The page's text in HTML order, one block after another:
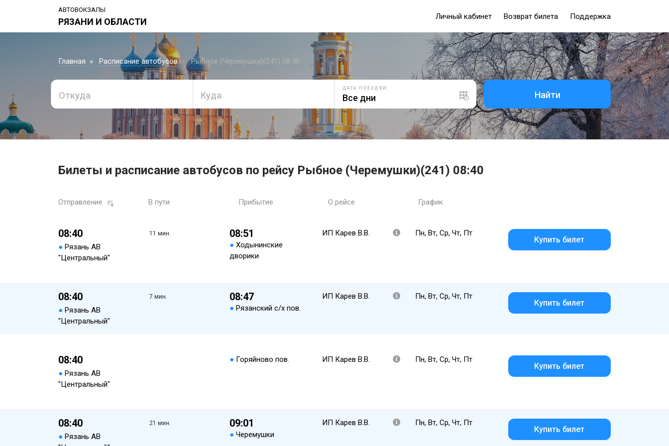
АВТОВОКЗАЛЫ
РЯЗАНИ И ОБЛАСТИ
Личный кабинет Возврат билета Поддержка
Главная Расписание автобусов Рыбное (Черемушки)(241) 08:40
Откуда Куда
ДАТА ПОЕЗДКИ
Найти
Билеты и расписание автобусов по рейсу Рыбное (Черемушки)(241) 08:40
Отправление В пути Прибытие О рейсе График
08:40
● Рязань АВ
"Центральный"
11 мин. 08:51
● Ходынинские
дворики
ИП Карев В.В. Пн, Вт, Ср, Чт, Пт
Купить билет
08:40
● Рязань АВ
"Центральный"
7 мин. 08:47
● Рязанский с/х пов.
ИП Карев В.В. Пн, Вт, Ср, Чт, Пт
Купить билет
08:40
● Рязань АВ
"Центральный"
● Горяйново пов. ИП Карев В.В. Пн, Вт, Ср, Чт, Пт
Купить билет
08:40
● Рязань АВ
21 мин. 09:01
● Черемушки
ИП Карев В.В. Пн, Вт, Ср, Чт, Пт
Купить билет